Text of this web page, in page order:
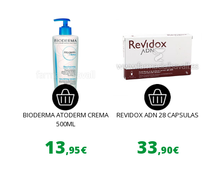
BIODERMA ATODERM CREMA
500ML
13,95€
REVIDOX ADN 28 CAPSULAS
33,90€